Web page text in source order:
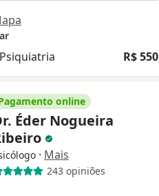
R$ 550
online
Éder Nogueira
· Mais
243 opiniões